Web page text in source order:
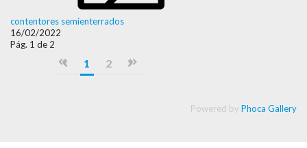
contentores semienterrados
16/02/2022
Pág. 1 de 2
1 2
Powered by Phoca Gallery